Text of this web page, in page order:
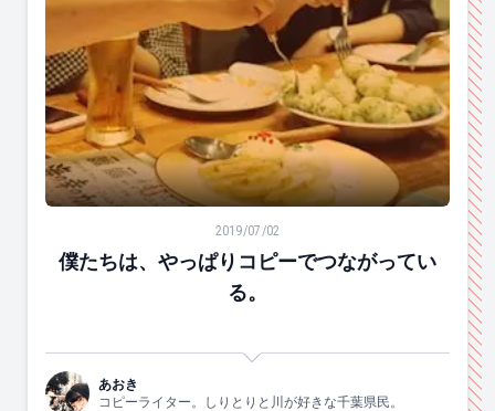
2019/07/02
僕たちは、やっぱりコピーでつながってい
る。
あおき
コピーライター。しりとりと川が好きな千葉県民。